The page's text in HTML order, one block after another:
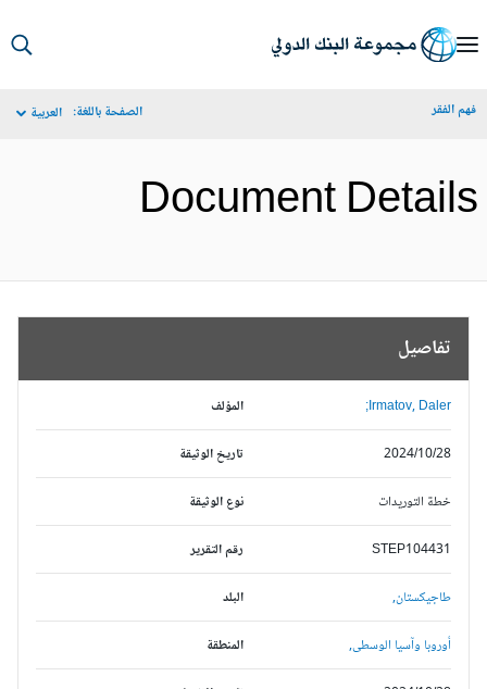
الفقر الصفحة باللغة: العربية
Document
تفاصيل
المؤلف Irmatov, Daler;
تاريخ الوثيقة 2024/10/28
نوع الوثيقة خطة التوريدات
رقم التقرير STEP104431
البلد طاجيكستان,
المنطقة أوروبا وآسيا الوسطى,